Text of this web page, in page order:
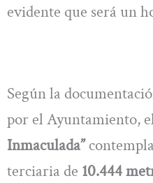
evidente que será un
Según la
por el Ayuntamiento,
Inmaculada”
terciaria de 10.444